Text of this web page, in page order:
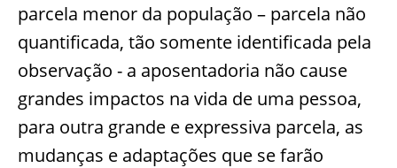
parcela menor da população – parcela não
quantificada, tão somente identificada pela
observação - a aposentadoria não cause
grandes impactos na vida de uma pessoa,
para outra grande e expressiva parcela, as
mudanças e adaptações que se farão